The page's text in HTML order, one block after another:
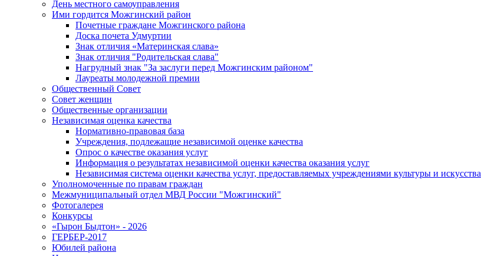
День местного самоуправления
Ими гордится Можгинский район
Почетные граждане Можгинского района
Доска почета Удмуртии
Знак отличия «Материнская слава»
Знак отличия "Родительская слава"
Нагрудный знак "За заслуги перед Можгинским районом"
Лауреаты молодежной премии
Общественный Совет
Совет женщин
Общественные организации
Независимая оценка качества
Нормативно-правовая база
Учреждения, подлежащие независимой оценке качества
Опрос о качестве оказания услуг
Информация о результатах независимой оценки качества оказания услуг
Независимая система оценки качества услуг, предоставляемых учреждениями культуры и искусства
Уполномоченные по правам граждан
Межмуниципальный отдел МВД России "Можгинский"
Фотогалерея
Конкурсы
«Гырон Быдтон» - 2026
ГЕРБЕР-2017
Юбилей района